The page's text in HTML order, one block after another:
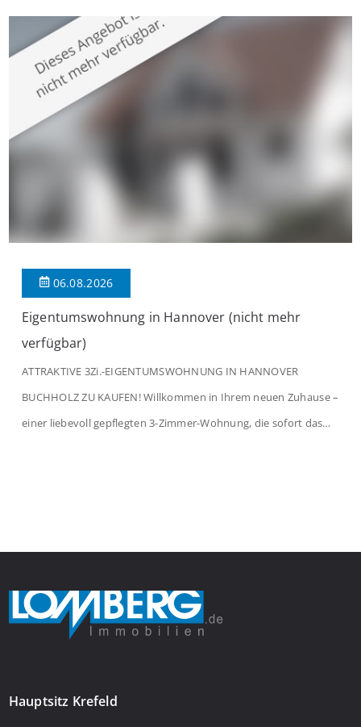
großzügige Räume und eine hochwertige Ausstattung, die
modernen Wohnkomfort mit einem stilvollen Ambiente
verbindet. Der […]
06.08.2026
Eigentumswohnung in Hannover (nicht mehr
verfügbar)
ATTRAKTIVE 3Zi.-EIGENTUMSWOHNUNG IN HANNOVER
BUCHHOLZ ZU KAUFEN! Willkommen in Ihrem neuen Zuhause –
einer liebevoll gepflegten 3-Zimmer-Wohnung, die sofort das
Hauptsitz Krefeld